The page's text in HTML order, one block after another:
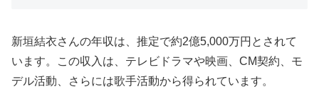
新垣結衣さんの年収は、推定で約2億5,000万円とされて
います。この収入は、テレビドラマや映画、CM契約、モ
デル活動、さらには歌手活動から得られています。